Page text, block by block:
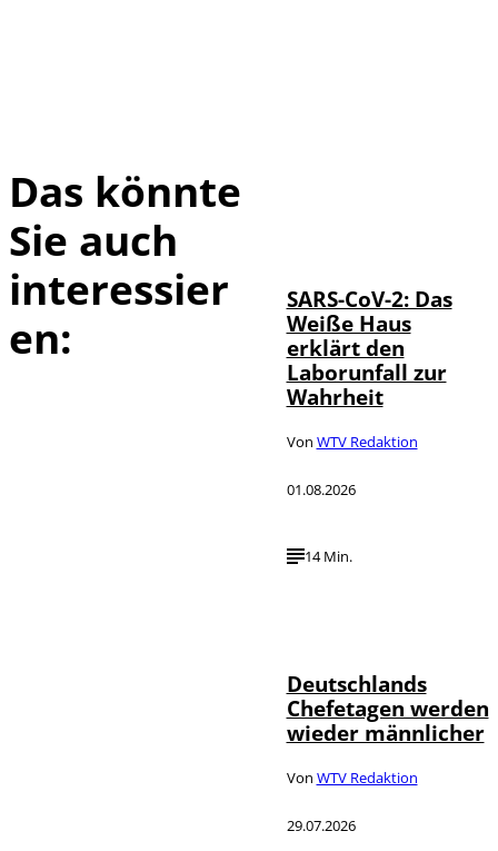
Das könnte
Sie auch
interessier
en:
SARS-CoV-2: Das
Weiße Haus
erklärt den
Laborunfall zur
Wahrheit
Von WTV Redaktion
01.08.2026
14 Min.
Deutschlands
Chefetagen werden
wieder männlicher
Von WTV Redaktion
29.07.2026